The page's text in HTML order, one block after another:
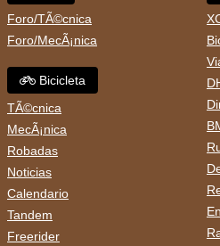
Foro/TÃ©cnica
Foro/MecÃ¡nica
Bicicleta
TÃ©cnica
MecÃ¡nica
Robadas
Noticias
Calendario
Tandem
Freerider